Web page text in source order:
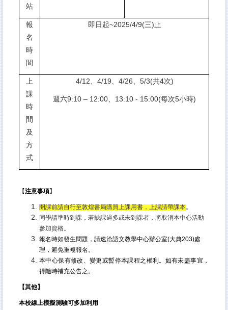
站
報
名
時
間
即日起~2025/4/9(三)止
上
課
時
間
及
方
式
4/12、4/19、4/26、5/3(共4次)
週六9:10 – 12:00、13:10 - 15:00(每次5小時)
【注意事項】
開課前請自行至敦煌書局購買上課用書，上課請帶課本。
同學請準時到課，若缺課過多或未到課者，將取消本中心活動
參加資格。
報名時如發生問題，請速洽語文教學中心辦公室(大典203)處
理，避免重複報名。
本中心保有修改、變更或暫停本課程之權利。如有未盡事宜，
得隨時補充公告之。
【其他】
本校線上模擬測驗可多加利用